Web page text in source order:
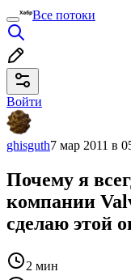
Все потоки
Войти
ghisguth7 мар 2011 в
Почему я
компании
сделаю этой
2 мин